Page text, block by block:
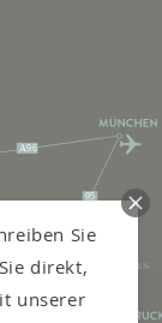
A96
95
11
PARTENKIRCHEN
Sie
direkt,
unserer